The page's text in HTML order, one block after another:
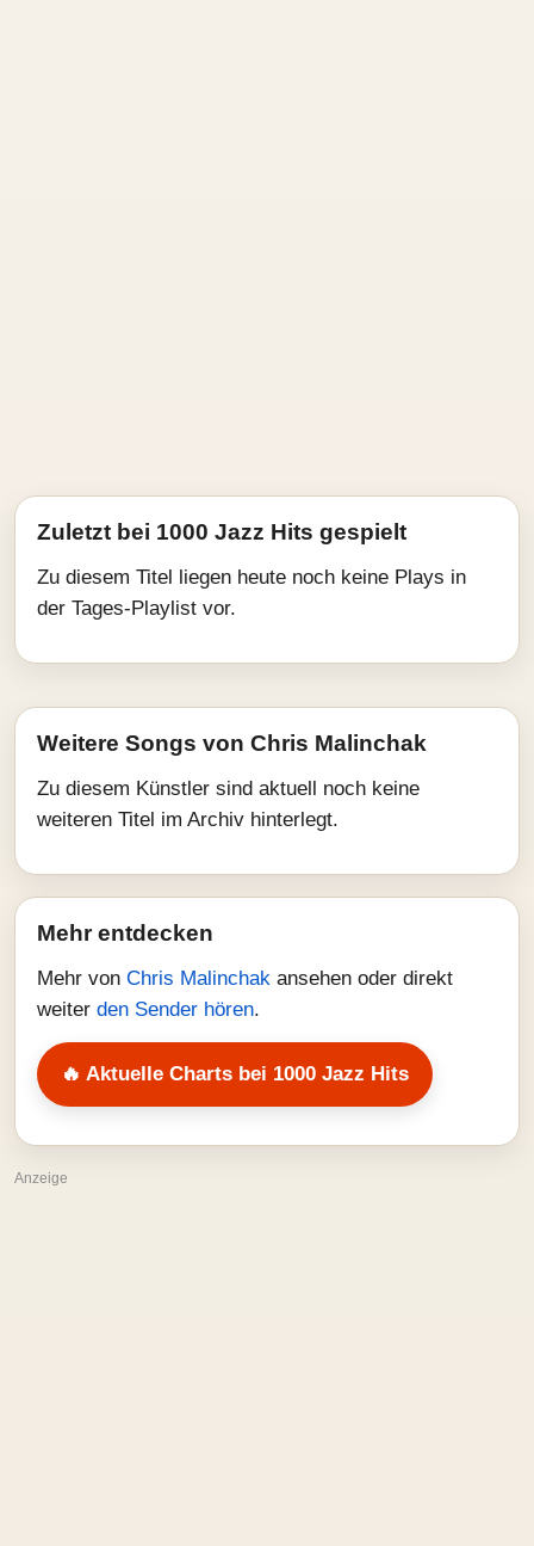
Zuletzt bei 1000 Jazz Hits gespielt
Zu diesem Titel liegen heute noch keine Plays in
der Tages-Playlist vor.
Weitere Songs von Chris Malinchak
Zu diesem Künstler sind aktuell noch keine
weiteren Titel im Archiv hinterlegt.
Mehr entdecken
Mehr von Chris Malinchak ansehen oder direkt
weiter den Sender hören.
🔥 Aktuelle Charts bei 1000 Jazz Hits
Anzeige